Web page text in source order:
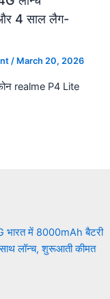
4 साल लैग-
/ March 20, 2026
realme P4 Lite
भारत में 8000mAh बैटरी
लॉन्च, शुरूआती कीमत